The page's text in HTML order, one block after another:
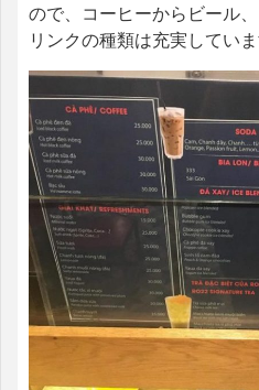
ので、コーヒーからビール
リンクの種類は充実していま